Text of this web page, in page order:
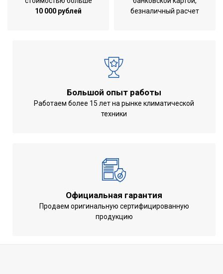
10 000 рублей
безналичный расчет
Большой опыт работы
Работаем более 15 лет на рынке климатической
техники
Официальная гарантия
Продаем оригинальную сертифицированную
продукцию